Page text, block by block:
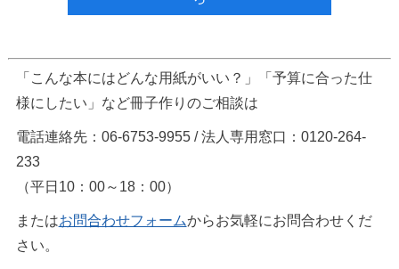
「こんな本にはどんな用紙がいい？」「予算に合った仕
様にしたい」など冊子作りのご相談は
電話連絡先：06-6753-9955 / 法人専用窓口：0120-264-
233
（平日10：00～18：00）
またはお問合わせフォームからお気軽にお問合わせくだ
さい。